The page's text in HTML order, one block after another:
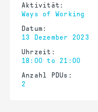
Aktivität:
Ways of Working
Datum:
13 Dezember 2023
Uhrzeit:
18:00 to 21:00
Anzahl PDUs:
2